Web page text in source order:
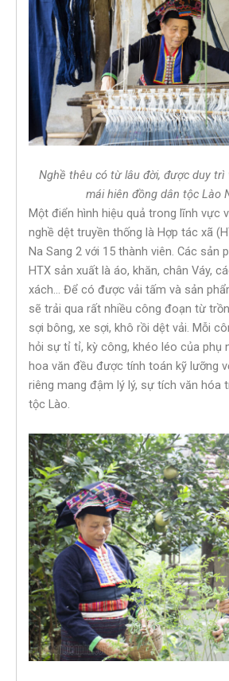
Nghề thêu có từ lâu đời, được duy
mái hiên đồng dân tộc Lào
Một điển hình hiệu quả trong lĩnh vực
nghề dệt truyền thống là Hợp tác xã
Na Sang 2 với 15 thành viên. Các sản
HTX sản xuất là áo, khăn, chân Váy,
xách… Để có được vải tấm và sản
sẽ trải qua rất nhiều công đoạn từ
sợi bông, xe sợi, khô rồi dệt vải. Mỗi
hỏi sự tỉ tỉ, kỳ công, khéo léo của phụ
hoa văn đều được tính toán kỹ lưỡng
riêng mang đậm lý lý, sự tích văn hóa
tộc Lào.